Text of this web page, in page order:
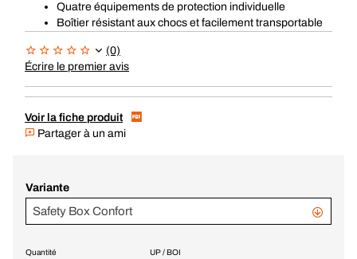
Quatre équipements de protection individuelle
Boîtier résistant aux chocs et facilement transportable
(0)
Écrire le premier avis
Voir la fiche produit
Partager à un ami
Variante
Safety Box Confort
UP / BOI
Quantité